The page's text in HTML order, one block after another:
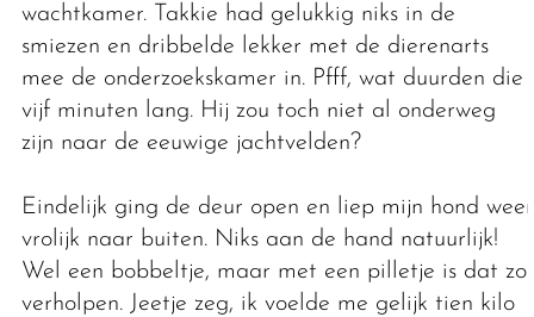
wachtkamer. Takkie had gelukkig niks in de
smiezen en dribbelde lekker met de dierenarts
mee de onderzoekskamer in. Pfff, wat duurden die
vijf minuten lang. Hij zou toch niet al onderweg
zijn naar de eeuwige jachtvelden?
Eindelijk ging de deur open en liep mijn hond weer
vrolijk naar buiten. Niks aan de hand natuurlijk!
Wel een bobbeltje, maar met een pilletje is dat zo
verholpen. Jeetje zeg, ik voelde me gelijk tien kilo